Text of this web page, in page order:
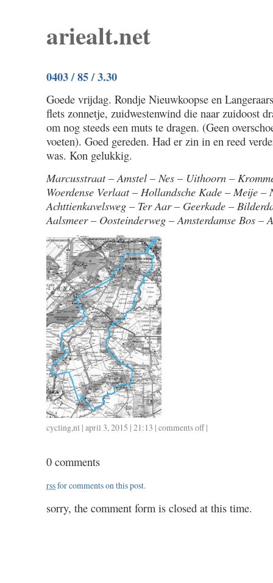
ariealt.net
0403 / 85 / 3.30
Goede vrijdag. Rondje Nieuwkoopse en
flets zonnetje, zuidwestenwind die naar zuidoost
om nog steeds een muts te dragen. (Geen
voeten). Goed gereden. Had er zin in en reed
was. Kon gelukkig.
Marcusstraat – Amstel – Nes – Uithoorn –
Woerdense Verlaat – Hollandsche Kade – Meije –
Achttienkavelsweg – Ter Aar – Geerkade –
Aalsmeer – Oosteinderweg – Amsterdamse Bos –
cycling,nl | april 3, 2015 | 21:13 | comments offon
|
0 comments
rssfor comments on this post.
sorry, the comment form is closed at this time.